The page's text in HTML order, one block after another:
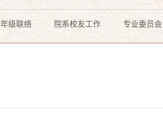
年级联络 院系校友工作 专业委员会